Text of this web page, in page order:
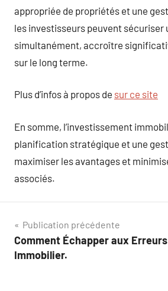
appropriée de propriétés et une
les investisseurs peuvent sécuriser
simultanément, accroître
sur le long terme.
Plus d’infos à propos de sur ce site
En somme, l’investissement
planification stratégique et une
maximiser les avantages et
associés.
Navigation
de
Publication précédente
Comment Échapper aux
Immobilier.